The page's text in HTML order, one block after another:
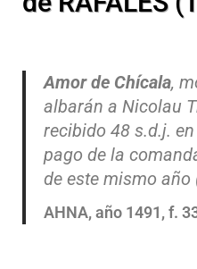
Amor de Chícala,
albarán a Nicolau
recibido 48 s.d.j.
pago de la
de este mismo año
AHNA, año 1491, f.